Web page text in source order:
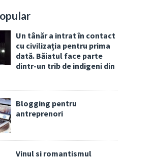
Un tânăr a intrat în contact
cu civilizația pentru prima
dată. Băiatul face parte
dintr-un trib de indigeni din
Blogging pentru
antreprenori
Vinul si romantismul